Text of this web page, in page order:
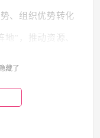
、组织优势转化
”，推动资源、
品牌是治理创新
村一特”创建，总
藏了